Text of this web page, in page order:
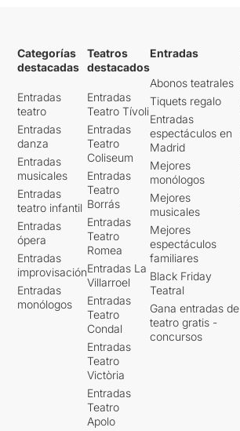
Categorías
destacadas
Entradas
teatro
Entradas
danza
Entradas
musicales
Entradas
teatro infantil
Entradas
ópera
Entradas
improvisación
Entradas
monólogos
Teatros
destacados
Entradas
Teatro Tívoli
Entradas
Teatro
Coliseum
Entradas
Teatro
Borrás
Entradas
Teatro
Romea
Entradas La
Villarroel
Entradas
Teatro
Condal
Entradas
Teatro
Victòria
Entradas
Teatro
Apolo
Entradas
Abonos teatrales
Tiquets regalo
Entradas
espectáculos en
Madrid
Mejores
monólogos
Mejores
musicales
Mejores
espectáculos
familiares
Black Friday
Teatral
Gana entradas de
teatro gratis -
concursos